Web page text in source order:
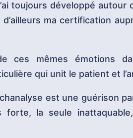
toujours développé autour
ma certification
ces mêmes émotions
qui unit le patient et
est une guérison
la seule